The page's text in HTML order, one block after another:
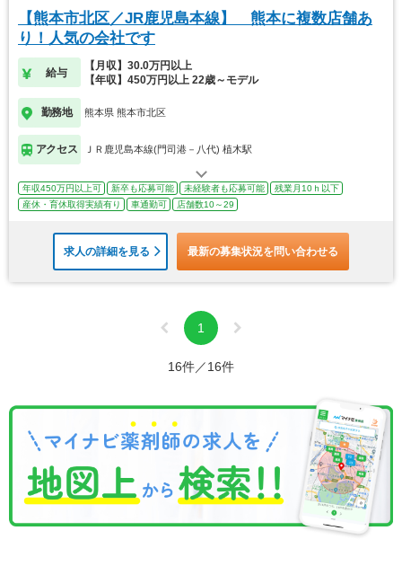
【熊本市北区／JR鹿児島本線】 熊本に複数店舗あ
り！人気の会社です
給与
【月収】30.0万円以上
【年収】450万円以上 22歳～モデル
勤務地 熊本県 熊本市北区
アクセス ＪＲ鹿児島本線(門司港－八代) 植木駅
年収450万円以上可 新卒も応募可能 未経験者も応募可能
残業月10ｈ以下
産休・育休取得実績有り
車通勤可 店舗数10～29
求人の詳細を見る 最新の募集状況を問い合わせる
1
16件／16件